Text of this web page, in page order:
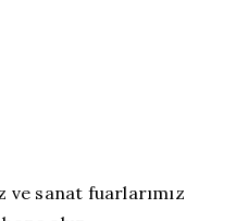
ve sanat fuarlarımız